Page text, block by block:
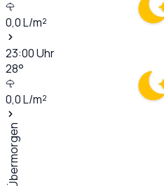
0,0L/m²
23:00Uhr
28°
0,0L/m²
Übermorgen